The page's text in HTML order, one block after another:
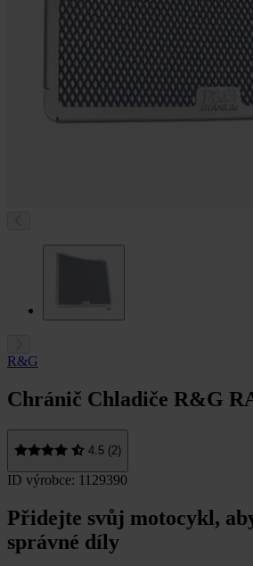
R&G
Chránič Chladiče R&G
4.5 (2)
ID výrobce: 1129390
Přidejte svůj motocykl,
správné díly